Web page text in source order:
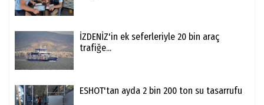
İZDENİZ'in ek seferleriyle 20 bin araç
trafiğe...
ESHOT'tan ayda 2 bin 200 ton su tasarrufu